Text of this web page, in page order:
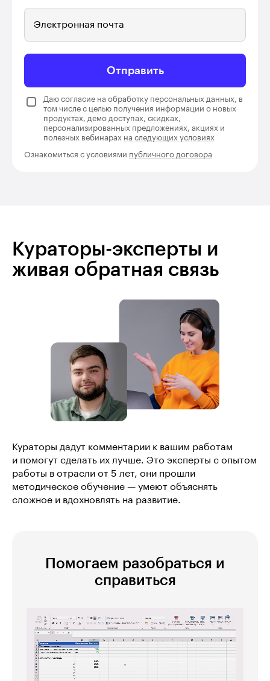
Электронная почта
Отправить
Даю согласие на обработку персональных данных, в
том числе с целью получения информации о новых
продуктах, демо доступах, скидках,
персонализированных предложениях, акциях и
полезных вебинарах на следующих условиях
Ознакомиться с условиями публичного договора
Кураторы-эксперты и
живая обратная связь
Кураторы дадут комментарии к вашим работам
и помогут сделать их лучше. Это эксперты с опытом
работы в отрасли от 5 лет, они прошли
методическое обучение — умеют объяснять
сложное и вдохновлять на развитие.
Помогаем разобраться и
справиться